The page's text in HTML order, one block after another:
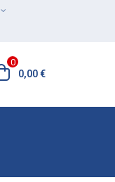
0
0,00 €